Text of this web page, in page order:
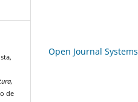
de
Open Journal Systems